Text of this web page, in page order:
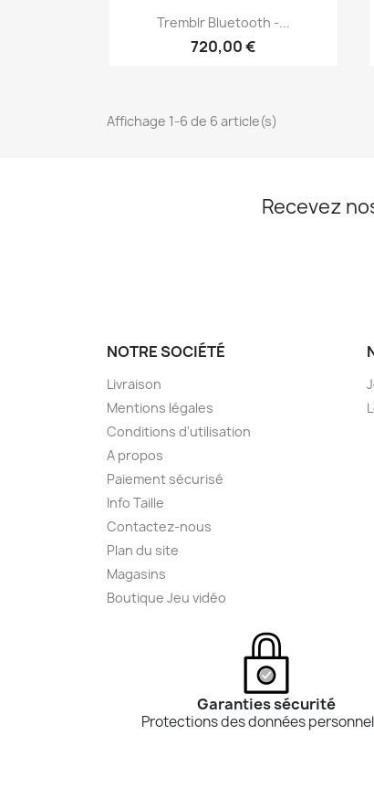
Aperçu rapide
Tremblr Bluetooth -...
720,00 €
Affichage 1-6 de 6 article(s)
Recevez
NOTRE SOCIÉTÉ
Livraison
Mentions légales
Conditions d'utilisation
A propos
Paiement sécurisé
Info Taille
Contactez-nous
Plan du site
Magasins
Boutique Jeu vidéo
Garanties sécurité
Protections des données